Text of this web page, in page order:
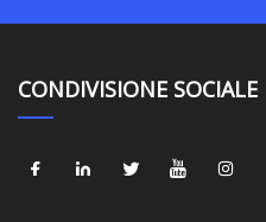
CONDIVISIONE SOCIALE